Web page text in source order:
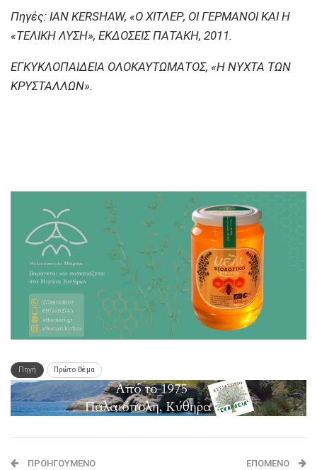
Πηγές: IAN KERSHAW, «Ο ΧΙΤΛΕΡ, ΟΙ ΓΕΡΜΑΝΟΙ ΚΑΙ Η
«ΤΕΛΙΚΗ ΛΥΣΗ», ΕΚΔΟΣΕΙΣ ΠΑΤΑΚΗ, 2011.
ΕΓΚΥΚΛΟΠΑΙΔΕΙΑ ΟΛΟΚΑΥΤΩΜΑΤΟΣ, «Η ΝΥΧΤΑ ΤΩΝ
ΚΡΥΣΤΑΛΛΩΝ».
Πηγή Πρώτο Θέμα
ΠΡΟΗΓΟΎΜΕΝΟ ΕΠΌΜΕΝΟ